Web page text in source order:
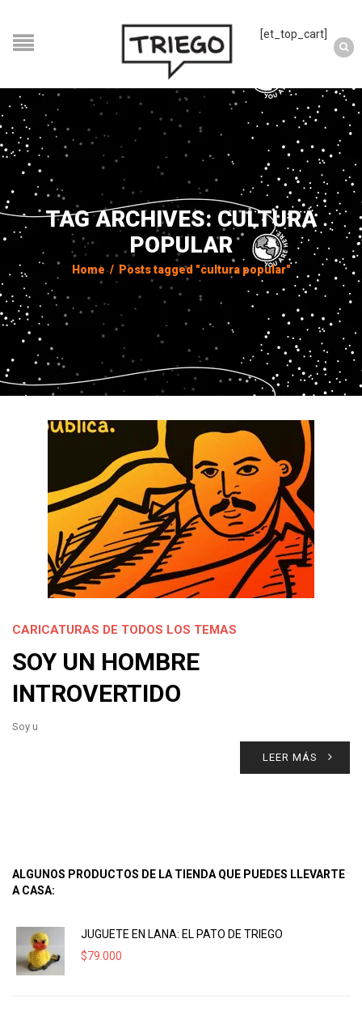
[et_top_cart]
TAG ARCHIVES: CULTURA
POPULAR
Home / Posts tagged "cultura popular"
CARICATURAS DE TODOS LOS TEMAS
SOY UN HOMBRE
INTROVERTIDO
Soy u
LEER MÁS
ALGUNOS PRODUCTOS DE LA TIENDA QUE PUEDES LLEVARTE
A CASA:
JUGUETE EN LANA: EL PATO DE TRIEGO
$79.000